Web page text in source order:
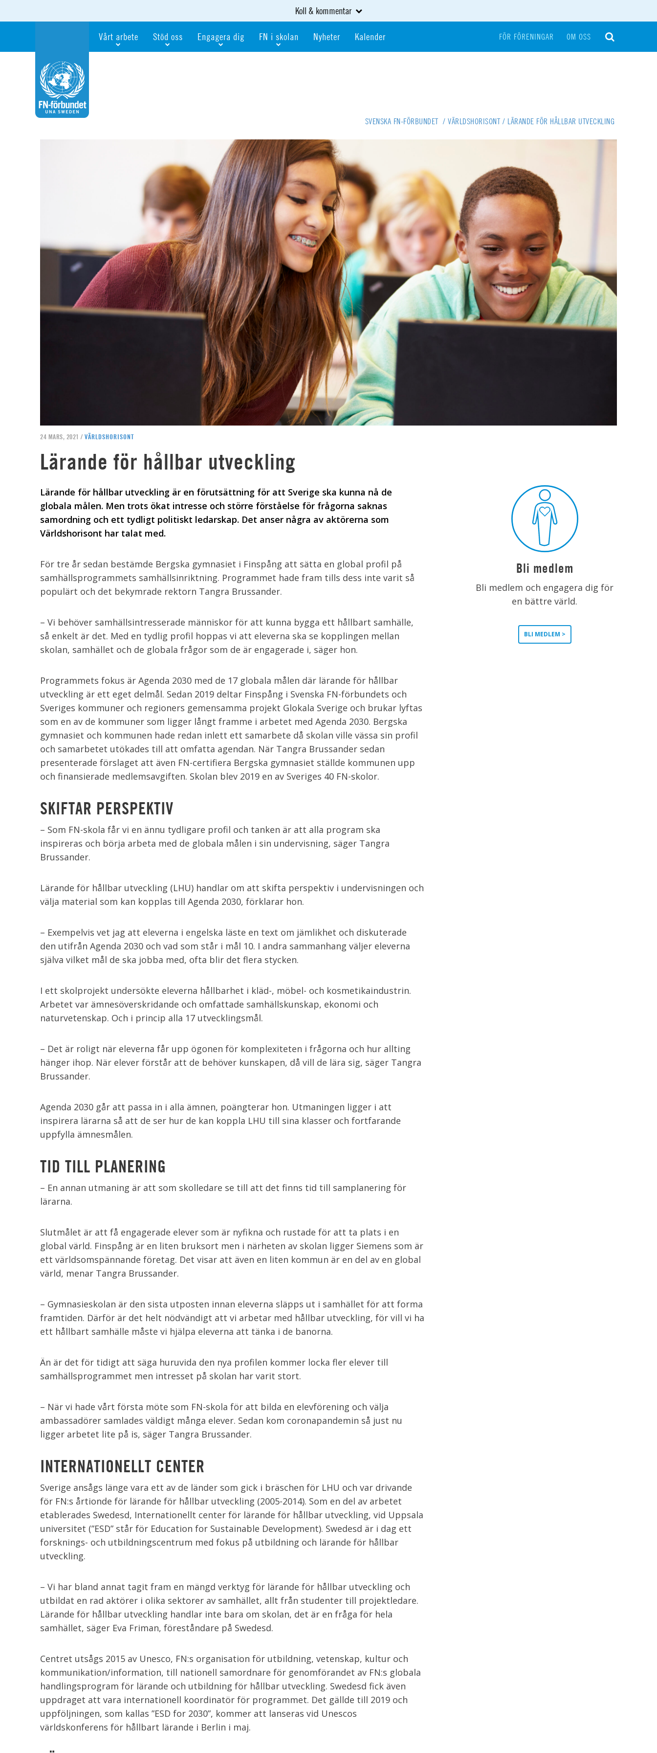
Koll & kommentar
Vårt arbete Stöd oss Engagera dig
För dig som är ung
Världskoll i skolan
FN i skolan
Globalis
Nyheter Kalender FÖR FÖRENINGAR OM OSS
SVENSKA FN-FÖRBUNDET / VÄRLDSHORISONT / LÄRANDE FÖR HÅLLBAR UTVECKLING
24 MARS, 2021 / VÄRLDSHORISONT
Lärande för hållbar utveckling
Lärande för hållbar utveckling är en förutsättning för att Sverige ska kunna nå de
globala målen. Men trots ökat intresse och större förståelse för frågorna saknas
samordning och ett tydligt politiskt ledarskap. Det anser några av aktörerna som
Världshorisont har talat med.
För tre år sedan bestämde Bergska gymnasiet i Finspång att sätta en global profil på
samhällsprogrammets samhällsinriktning. Programmet hade fram tills dess inte varit så
populärt och det bekymrade rektorn Tangra Brussander.
– Vi behöver samhällsintresserade människor för att kunna bygga ett hållbart samhälle,
så enkelt är det. Med en tydlig profil hoppas vi att eleverna ska se kopplingen mellan
skolan, samhället och de globala frågor som de är engagerade i, säger hon.
Programmets fokus är Agenda 2030 med de 17 globala målen där lärande för hållbar
utveckling är ett eget delmål. Sedan 2019 deltar Finspång i Svenska FN-förbundets och
Sveriges kommuner och regioners gemensamma projekt Glokala Sverige och brukar lyftas
som en av de kommuner som ligger långt framme i arbetet med Agenda 2030. Bergska
gymnasiet och kommunen hade redan inlett ett samarbete då skolan ville vässa sin profil
och samarbetet utökades till att omfatta agendan. När Tangra Brussander sedan
presenterade förslaget att även FN-certifiera Bergska gymnasiet ställde kommunen upp
och finansierade medlemsavgiften. Skolan blev 2019 en av Sveriges 40 FN-skolor.
SKIFTAR PERSPEKTIV
– Som FN-skola får vi en ännu tydligare profil och tanken är att alla program ska
inspireras och börja arbeta med de globala målen i sin undervisning, säger Tangra
Brussander.
Lärande för hållbar utveckling (LHU) handlar om att skifta perspektiv i undervisningen och
välja material som kan kopplas till Agenda 2030, förklarar hon.
– Exempelvis vet jag att eleverna i engelska läste en text om jämlikhet och diskuterade
den utifrån Agenda 2030 och vad som står i mål 10. I andra sammanhang väljer eleverna
själva vilket mål de ska jobba med, ofta blir det flera stycken.
I ett skolprojekt undersökte eleverna hållbarhet i kläd-, möbel- och kosmetikaindustrin.
Arbetet var ämnesöverskridande och omfattade samhällskunskap, ekonomi och
naturvetenskap. Och i princip alla 17 utvecklingsmål.
– Det är roligt när eleverna får upp ögonen för komplexiteten i frågorna och hur allting
hänger ihop. När elever förstår att de behöver kunskapen, då vill de lära sig, säger Tangra
Brussander.
Agenda 2030 går att passa in i alla ämnen, poängterar hon. Utmaningen ligger i att
inspirera lärarna så att de ser hur de kan koppla LHU till sina klasser och fortfarande
uppfylla ämnesmålen.
TID TILL PLANERING
– En annan utmaning är att som skolledare se till att det finns tid till samplanering för
lärarna.
Slutmålet är att få engagerade elever som är nyfikna och rustade för att ta plats i en
global värld. Finspång är en liten bruksort men i närheten av skolan ligger Siemens som är
ett världsomspännande företag. Det visar att även en liten kommun är en del av en global
värld, menar Tangra Brussander.
– Gymnasieskolan är den sista utposten innan eleverna släpps ut i samhället för att forma
framtiden. Därför är det helt nödvändigt att vi arbetar med hållbar utveckling, för vill vi ha
ett hållbart samhälle måste vi hjälpa eleverna att tänka i de banorna.
Än är det för tidigt att säga huruvida den nya profilen kommer locka fler elever till
samhällsprogrammet men intresset på skolan har varit stort.
– När vi hade vårt första möte som FN-skola för att bilda en elevförening och välja
ambassadörer samlades väldigt många elever. Sedan kom coronapandemin så just nu
ligger arbetet lite på is, säger Tangra Brussander.
INTERNATIONELLT CENTER
Sverige ansågs länge vara ett av de länder som gick i bräschen för LHU och var drivande
för FN:s årtionde för lärande för hållbar utveckling (2005-2014). Som en del av arbetet
etablerades Swedesd, Internationellt center för lärande för hållbar utveckling, vid Uppsala
universitet (”ESD” står för Education for Sustainable Development). Swedesd är i dag ett
forsknings- och utbildningscentrum med fokus på utbildning och lärande för hållbar
utveckling.
– Vi har bland annat tagit fram en mängd verktyg för lärande för hållbar utveckling och
utbildat en rad aktörer i olika sektorer av samhället, allt från studenter till projektledare.
Lärande för hållbar utveckling handlar inte bara om skolan, det är en fråga för hela
samhället, säger Eva Friman, föreståndare på Swedesd.
Centret utsågs 2015 av Unesco, FN:s organisation för utbildning, vetenskap, kultur och
kommunikation/information, till nationell samordnare för genomförandet av FN:s globala
handlingsprogram för lärande och utbildning för hållbar utveckling. Swedesd fick även
uppdraget att vara internationell koordinatör för programmet. Det gällde till 2019 och
uppföljningen, som kallas ”ESD for 2030”, kommer att lanseras vid Unescos
världskonferens för hållbart lärande i Berlin i maj.
Bli medlem
Bli medlem och engagera dig för
en bättre värld.
BLI MEDLEM >